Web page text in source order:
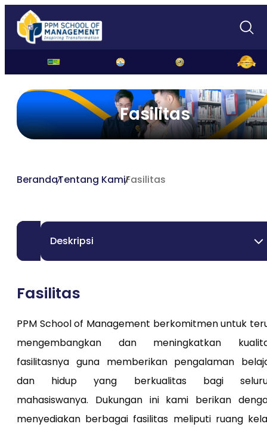
Fasilitas
BerandaTentang KamiFasilitas
Deskripsi
Fasilitas
PPM School of Management berkomitmen untuk
mengembangkan dan meningkatkan
fasilitasnya guna memberikan pengalaman
dan hidup yang berkualitas bagi
mahasiswanya. Dukungan ini kami berikan
menyediakan berbagai fasilitas meliputi ruang